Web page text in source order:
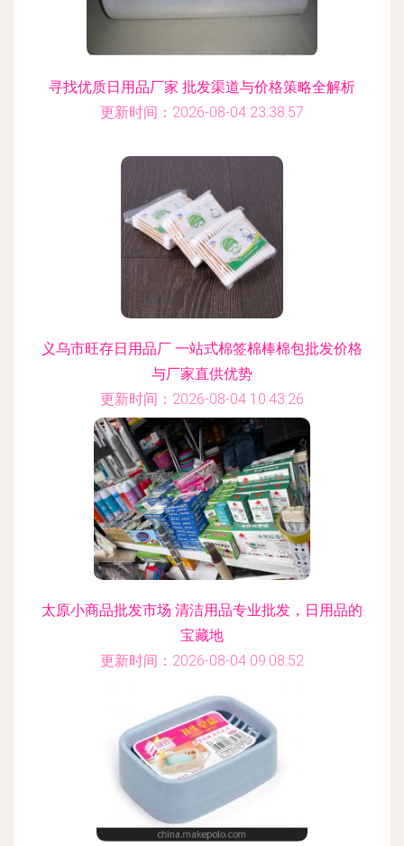
寻找优质日用品厂家 批发渠道与价格策略全解析
更新时间：2026-08-04 23:38:57
义乌市旺存日用品厂 一站式棉签棉棒棉包批发价格
与厂家直供优势
更新时间：2026-08-04 10:43:26
太原小商品批发市场 清洁用品专业批发，日用品的
宝藏地
更新时间：2026-08-04 09:08:52